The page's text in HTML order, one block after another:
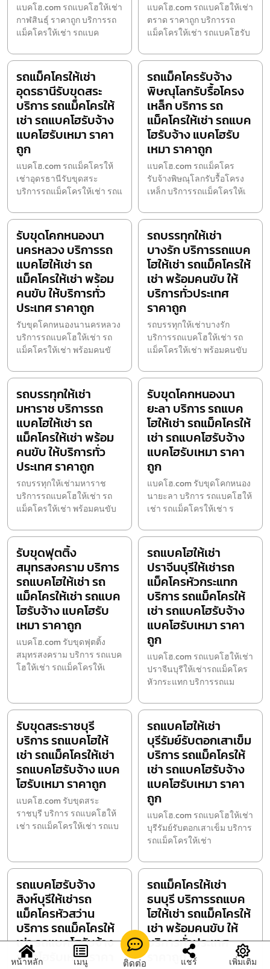
แบคโฮ.com รถแบคโฮให้เช่า
กาฬสินธุ์ ราคาถูก บริการรถ
แม็คโครให้เช่า รถแบค
แบคโฮ.com รถแบคโฮให้เช่า
ตราด ราคาถูก บริการรถ
แม็คโครให้เช่า รถแบคโฮรับ
รถแม็คโครให้เช่า
อุดรธานีรับขุดสระ
บริการ รถแม็คโครให้
เช่า รถแบคโฮรับจ้าง
แบคโฮรับเหมา ราคา
ถูก
แบคโฮ.com รถแม็คโครให้
เช่าอุดรธานีรับขุดสระ
บริการรถแม็คโครให้เช่า รถแ
รถแม็คโครรับจ้าง
พิษณุโลกรับรื้อโครง
เหล็ก บริการ รถ
แม็คโครให้เช่า รถแบค
โฮรับจ้าง แบคโฮรับ
เหมา ราคาถูก
แบคโฮ.com รถแม็คโคร
รับจ้างพิษณุโลกรับรื้อโครง
เหล็ก บริการรถแม็คโครให้เ
รับขุดโคกหนองนา
นครหลวง บริการรถ
แบคโฮให้เช่า รถ
แม็คโครให้เช่า พร้อม
คนขับ ให้บริการทั่ว
ประเทศ ราคาถูก
รับขุดโคกหนองนานครหลวง
บริการรถแบคโฮให้เช่า รถ
แม็คโครให้เช่า พร้อมคนขั
รถบรรทุกให้เช่า
บางรัก บริการรถแบค
โฮให้เช่า รถแม็คโครให้
เช่า พร้อมคนขับ ให้
บริการทั่วประเทศ
ราคาถูก
รถบรรทุกให้เช่าบางรัก
บริการรถแบคโฮให้เช่า รถ
แม็คโครให้เช่า พร้อมคนขับ
รถบรรทุกให้เช่า
มหาราช บริการรถ
แบคโฮให้เช่า รถ
แม็คโครให้เช่า พร้อม
คนขับ ให้บริการทั่ว
ประเทศ ราคาถูก
รถบรรทุกให้เช่ามหาราช
บริการรถแบคโฮให้เช่า รถ
แม็คโครให้เช่า พร้อมคนขับ
รับขุดโคกหนองนา
ยะลา บริการ รถแบค
โฮให้เช่า รถแม็คโครให้
เช่า รถแบคโฮรับจ้าง
แบคโฮรับเหมา ราคา
ถูก
แบคโฮ.com รับขุดโคกหนอง
นายะลา บริการ รถแบคโฮให้
เช่า รถแม็คโครให้เช่า ร
รับขุดฟุตติ้ง
สมุทรสงคราม บริการ
รถแบคโฮให้เช่า รถ
แม็คโครให้เช่า รถแบค
โฮรับจ้าง แบคโฮรับ
เหมา ราคาถูก
แบคโฮ.com รับขุดฟุตติ้ง
สมุทรสงคราม บริการ รถแบค
โฮให้เช่า รถแม็คโครให้เ
รถแบคโฮให้เช่า
ปราจีนบุรีให้เช่ารถ
แม็คโครหัวกระแทก
บริการ รถแม็คโครให้
เช่า รถแบคโฮรับจ้าง
แบคโฮรับเหมา ราคา
ถูก
แบคโฮ.com รถแบคโฮให้เช่า
ปราจีนบุรีให้เช่ารถแม็คโคร
หัวกระแทก บริการรถแม
รับขุดสระราชบุรี
บริการ รถแบคโฮให้
เช่า รถแม็คโครให้เช่า
รถแบคโฮรับจ้าง แบค
โฮรับเหมา ราคาถูก
แบคโฮ.com รับขุดสระ
ราชบุรี บริการ รถแบคโฮให้
เช่า รถแม็คโครให้เช่า รถแบ
รถแบคโฮให้เช่า
บุรีรัมย์รับตอกเสาเข็ม
บริการ รถแม็คโครให้
เช่า รถแบคโฮรับจ้าง
แบคโฮรับเหมา ราคา
ถูก
แบคโฮ.com รถแบคโฮให้เช่า
บุรีรัมย์รับตอกเสาเข็ม บริการ
รถแม็คโครให้เช่า
รถแบคโฮรับจ้าง
สิงห์บุรีให้เช่ารถ
แม็คโครหัวสว่าน
บริการ รถแม็คโครให้
เช่า รถแบคโฮรับจ้าง
แบคโฮรับเหมา ราคา
รถแม็คโครให้เช่า
ธนบุรี บริการรถแบค
โฮให้เช่า รถแม็คโครให้
เช่า พร้อมคนขับ ให้
บริการทั่วประเทศ
ราคาถูก
หน้าหลัก เมนู ติดต่อ แชร์ เพิ่มเติม